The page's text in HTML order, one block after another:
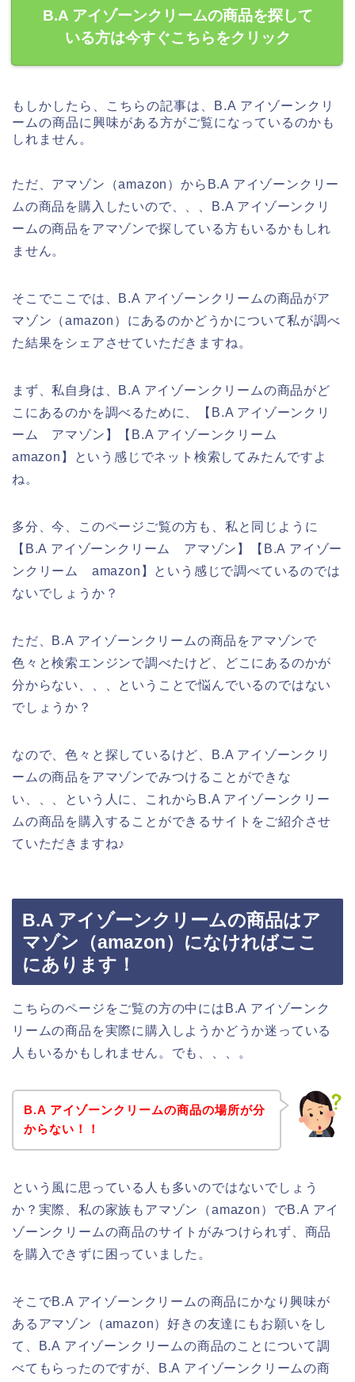
B.A アイゾーンクリームの商品を探して
いる方は今すぐこちらをクリック
もしかしたら、こちらの記事は、B.A アイゾーンクリ
ームの商品に興味がある方がご覧になっているのかも
しれません。
ただ、アマゾン（amazon）からB.A アイゾーンクリー
ムの商品を購入したいので、、、B.A アイゾーンクリ
ームの商品をアマゾンで探している方もいるかもしれ
ません。
そこでここでは、B.A アイゾーンクリームの商品がア
マゾン（amazon）にあるのかどうかについて私が調べ
た結果をシェアさせていただきますね。
まず、私自身は、B.A アイゾーンクリームの商品がど
こにあるのかを調べるために、【B.A アイゾーンクリ
ーム アマゾン】【B.A アイゾーンクリーム
amazon】という感じでネット検索してみたんですよ
ね。
多分、今、このページご覧の方も、私と同じように
【B.A アイゾーンクリーム アマゾン】【B.A アイゾー
ンクリーム amazon】という感じで調べているのでは
ないでしょうか？
ただ、B.A アイゾーンクリームの商品をアマゾンで
色々と検索エンジンで調べたけど、どこにあるのかが
分からない、、、ということで悩んでいるのではない
でしょうか？
なので、色々と探しているけど、B.A アイゾーンクリ
ームの商品をアマゾンでみつけることができな
い、、、という人に、これからB.A アイゾーンクリー
ムの商品を購入することができるサイトをご紹介させ
ていただきますね♪
B.A アイゾーンクリームの商品はア
マゾン（amazon）になければここ
にあります！
こちらのページをご覧の方の中にはB.A アイゾーンク
リームの商品を実際に購入しようかどうか迷っている
人もいるかもしれません。でも、、、。
B.A アイゾーンクリームの商品の場所が分
からない！！
という風に思っている人も多いのではないでしょう
か？実際、私の家族もアマゾン（amazon）でB.A アイ
ゾーンクリームの商品のサイトがみつけられず、商品
を購入できずに困っていました。
そこでB.A アイゾーンクリームの商品にかなり興味が
あるアマゾン（amazon）好きの友達にもお願いをし
て、B.A アイゾーンクリームの商品のことについて調
べてもらったのですが、B.A アイゾーンクリームの商